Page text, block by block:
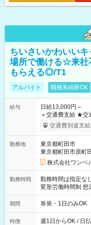
ちいさいかわいい
場所で働ける☆来社
もらえる◎/T1
アルバイト 職種未経験OK
給与
日給13,000円～
＋交通費支給 ★交通費全額支給！ ┗案件により規定あり ★日払
いOK！（規定あ
ンビニATMから 日払い
交通費別途支給
勤務地
東京都町田市
東京都町田市原町
株式会社ワンベ
勤務時間
勤務時間は指定な
変形労働時間制 想定労働時
～21：00
期間 単発・1日のみOK
特徴
週1日からOK / 日